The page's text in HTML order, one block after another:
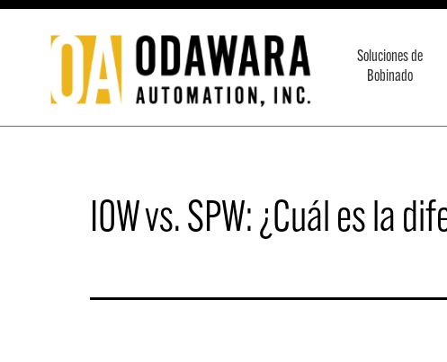
Saltar
Soluciones de
Bobinado
IOW vs. SPW: ¿Cuál es la